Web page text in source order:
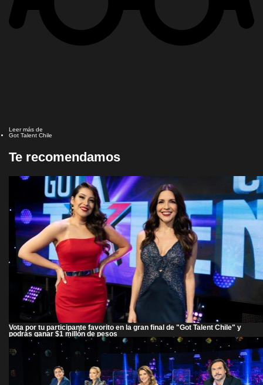
Leer más de
Got Talent Chile
Te recomendamos
Vota por tu participante favorito en la gran final de "Got Talent Chile" y
podrás ganar $1 millón de pesos